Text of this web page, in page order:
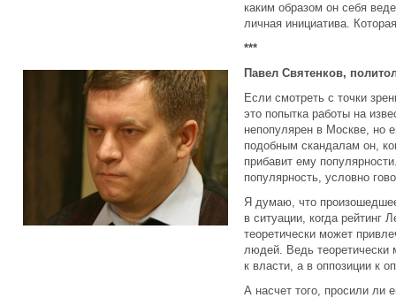
каким образом он себя
личная инициатива.
***
Павел Святенков,
Если смотреть с точки
это попытка работы на
непопулярен в Москве, но
подобным скандалам он,
прибавит ему
популярность, условно
Я думаю, что
в ситуации, когда рейтинг
теоретически может
людей. Ведь теоретически
к власти, а в оппозиции к
А насчет того, просили ли